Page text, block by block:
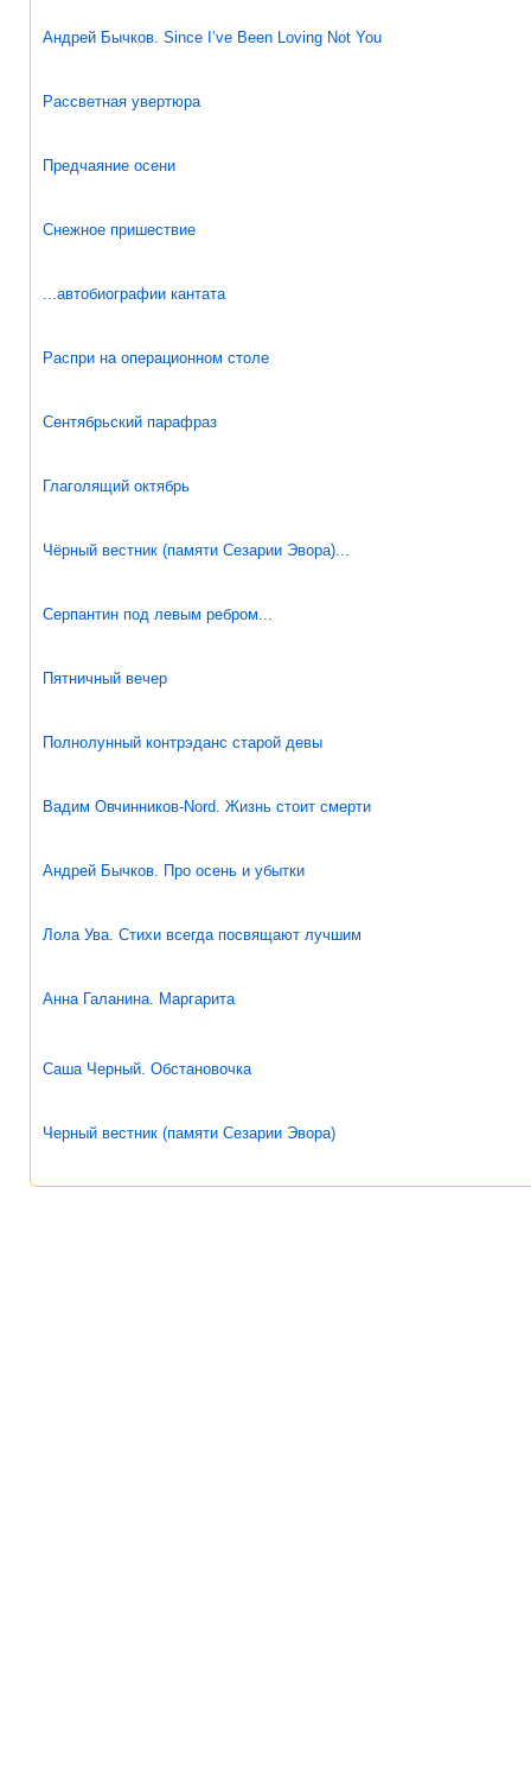
Андрей Бычков. Since I’ve Been Loving Not You
Рассветная увертюра
Предчаяние осени
Снежное пришествие
...автобиографии кантата
Распри на операционном столе
Сентябрьский парафраз
Глаголящий октябрь
Чёрный вестник (памяти Сезарии Эвора)...
Серпантин под левым ребром...
Пятничный вечер
Полнолунный контрэданс старой девы
Вадим Овчинников-Nord. Жизнь стоит смерти
Андрей Бычков. Про осень и убытки
Лола Ува. Стихи всегда посвящают лучшим
Анна Галанина. Маргарита
Саша Черный. Обстановочка
Черный вестник (памяти Сезарии Эвора)